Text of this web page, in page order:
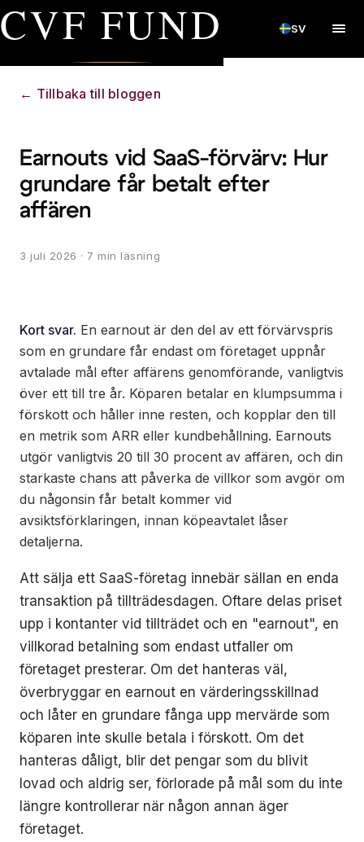
CVF FUND SV
← Tillbaka till bloggen
Earnouts vid SaaS-förvärv: Hur
grundare får betalt efter
affären
3 juli 2026 · 7 min läsning
Kort svar. En earnout är den del av ett förvärvspris
som en grundare får endast om företaget uppnår
avtalade mål efter affärens genomförande, vanligtvis
över ett till tre år. Köparen betalar en klumpsumma i
förskott och håller inne resten, och kopplar den till
en metrik som ARR eller kundbehållning. Earnouts
utgör vanligtvis 20 till 30 procent av affären, och din
starkaste chans att påverka de villkor som avgör om
du någonsin får betalt kommer vid
avsiktsförklaringen, innan köpeavtalet låser
detaljerna.
Att sälja ett SaaS-företag innebär sällan en enda
transaktion på tillträdesdagen. Oftare delas priset
upp i kontanter vid tillträdet och en "earnout", en
villkorad betalning som endast utfaller om
företaget presterar. Om det hanteras väl,
överbryggar en earnout en värderingsskillnad
och låter en grundare fånga upp mervärde som
köparen inte skulle betala i förskott. Om det
hanteras dåligt, blir det pengar som du blivit
lovad och aldrig ser, förlorade på mål som du inte
längre kontrollerar när någon annan äger
företaget.